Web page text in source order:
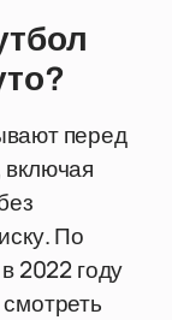
перед
По
2022 году